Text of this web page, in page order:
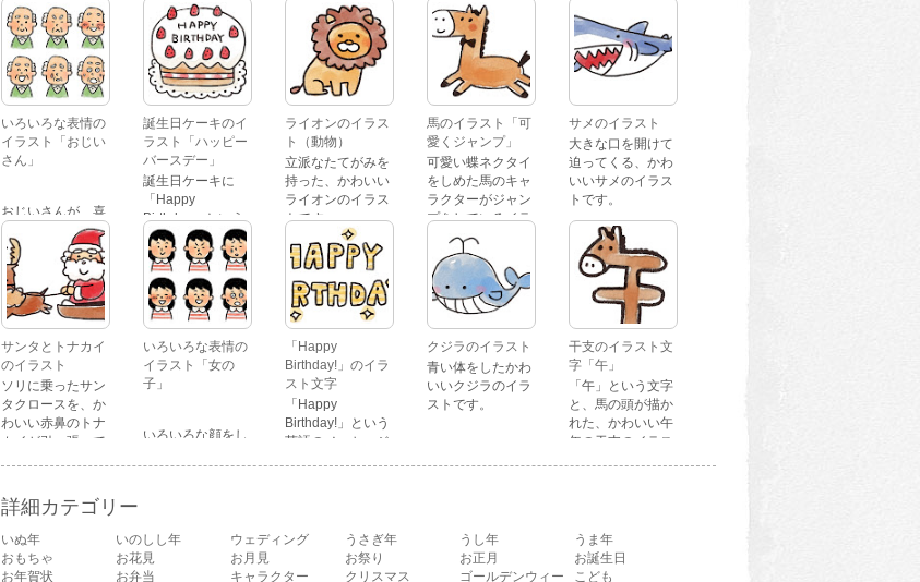
いろいろな表情の
イラスト「おじい
さん」
おじいさんが、喜
怒哀楽たくさんの
表情をしているイ
ラストです。 通常
の顔・怒っている
顔・泣いている
顔・照れている
顔・笑っている
顔・驚いている
顔・困っている顔
があります。
誕生日ケーキのイ
ラスト「ハッピー
バースデー」
誕生日ケーキに
「Happy
Birthday」という
文字が描かれた、
かわいい苺のケー
キのイラストで
す。
ライオンのイラス
ト（動物）
立派なたてがみを
持った、かわいい
ライオンのイラス
トです。
馬のイラスト「可
愛くジャンプ」
可愛い蝶ネクタイ
をしめた馬のキャ
ラクターがジャン
プをしているイラ
ストです。
サメのイラスト
大きな口を開けて
迫ってくる、かわ
いいサメのイラス
トです。
サンタとトナカイ
のイラスト
ソリに乗ったサン
タクロースを、か
わいい赤鼻のトナ
カイが引っ張って
いろいろな表情の
イラスト「女の
子」
いろいろな顔をし
いる顔・笑ってい
る顔・驚いている
「Happy
Birthday!」のイラ
スト文字
「Happy
Birthday!」という
英語のメッセージ
クジラのイラスト
青い体をしたかわ
いいクジラのイラ
ストです。
干支のイラスト文
字「午」
「午」という文字
と、馬の頭が描か
れた、かわいい午
年の干支のイラス
詳細カテゴリー
いぬ年 いのしし年 ウェディング うさぎ年 うし年
うま年
おもちゃ
お花見 お月見 お祭り お正月
お誕生日
お年賀状
お弁当 キャラクター クリスマス ゴールデンウィー こども